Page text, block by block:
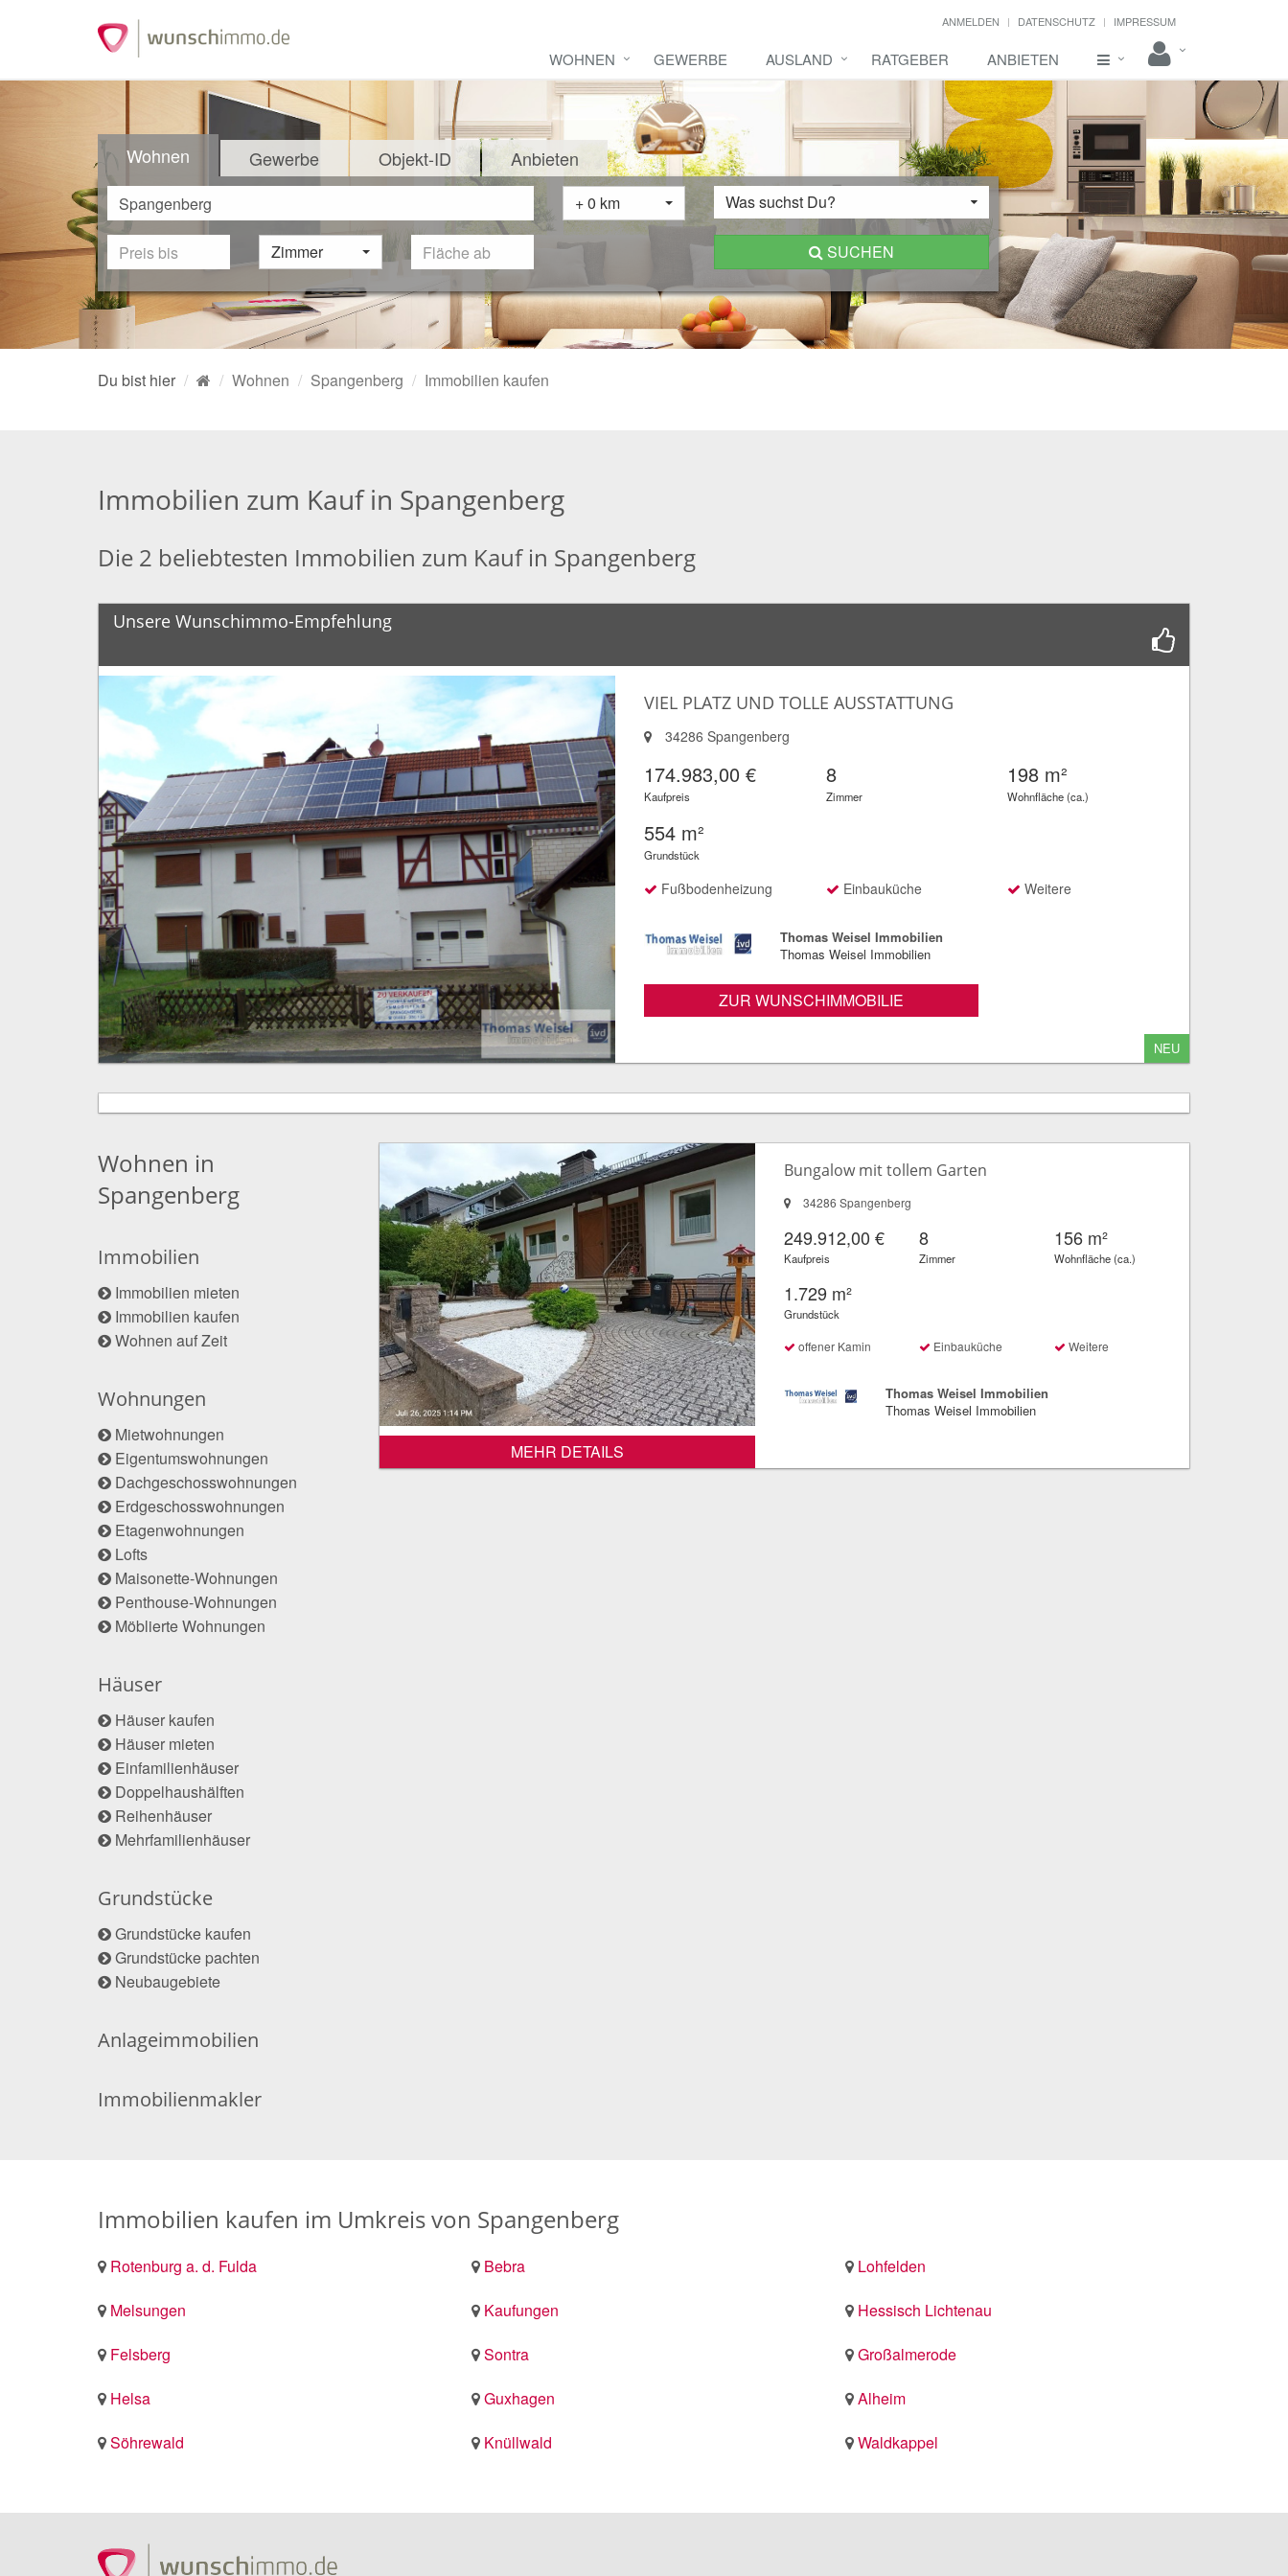
ANMELDEN DATENSCHUTZ IMPRESSUM
WOHNEN GEWERBE AUSLAND RATGEBER ANBIETEN
Wohnen Gewerbe Objekt-ID Anbieten
+ 0 km Was suchst Du?
Zimmer SUCHEN
Du bist hier Wohnen Spangenberg Immobilien kaufen
Immobilien zum Kauf in Spangenberg
Die 2 beliebtesten Immobilien zum Kauf in Spangenberg
Unsere Wunschimmo-Empfehlung
VIEL PLATZ UND TOLLE AUSSTATTUNG
34286 Spangenberg
174.983,00 €
Kaufpreis
8
Zimmer
198 m²
Wohnfläche (ca.)
554 m²
Grundstück
Fußbodenheizung Einbauküche Weitere
Thomas Weisel Immobilien
Thomas Weisel Immobilien
ZUR WUNSCHIMMOBILIE
NEU
Wohnen in
Spangenberg
Immobilien
Immobilien mieten
Immobilien kaufen
Wohnen auf Zeit
Wohnungen
Mietwohnungen
Eigentumswohnungen
Dachgeschosswohnungen
Erdgeschosswohnungen
Etagenwohnungen
Lofts
Maisonette-Wohnungen
Penthouse-Wohnungen
Möblierte Wohnungen
Häuser
Häuser kaufen
Häuser mieten
Einfamilienhäuser
Doppelhaushälften
Reihenhäuser
Mehrfamilienhäuser
Grundstücke
Grundstücke kaufen
Grundstücke pachten
Neubaugebiete
Anlageimmobilien
Immobilienmakler
MEHR DETAILS
Bungalow mit tollem Garten
34286 Spangenberg
249.912,00 €
Kaufpreis
8
Zimmer
156 m²
Wohnfläche (ca.)
1.729 m²
Grundstück
offener Kamin Einbauküche Weitere
Thomas Weisel Immobilien
Thomas Weisel Immobilien
Immobilien kaufen im Umkreis von Spangenberg
Rotenburg a. d. Fulda Bebra
Lohfelden
Melsungen
Kaufungen
Hessisch Lichtenau
Felsberg
Sontra
Großalmerode
Helsa
Guxhagen
Alheim
Söhrewald
Knüllwald Waldkappel